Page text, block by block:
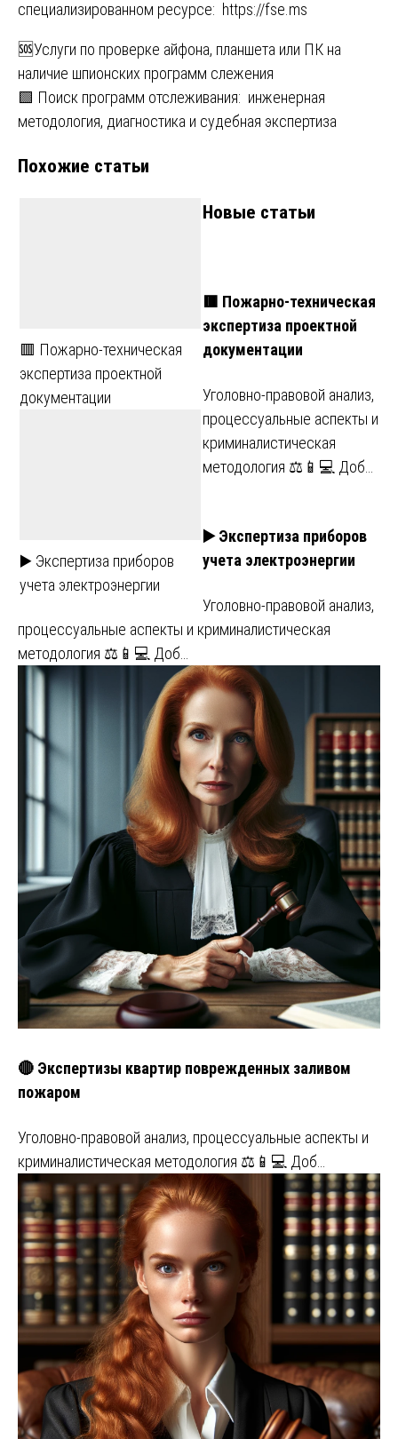
специализированном ресурсе: https://fse.ms
Навигация
по
записям
🆘Услуги по проверке айфона, планшета или ПК на
наличие шпионских программ слежения
🟩 Поиск программ отслеживания: инженерная
методология, диагностика и судебная экспертиза
Похожие статьи
🟥 Пожарно-техническая
экспертиза проектной
документации
▶️ Экспертиза приборов
учета электроэнергии
Новые статьи
🟥 Пожарно-техническая
экспертиза проектной
документации
Уголовно-правовой анализ,
процессуальные аспекты и
криминалистическая
методология ⚖️📱💻 Доб…
▶️ Экспертиза приборов
учета электроэнергии
Уголовно-правовой анализ,
процессуальные аспекты и криминалистическая
методология ⚖️📱💻 Доб…
🔴 Экспертизы квартир поврежденных заливом
пожаром
Уголовно-правовой анализ, процессуальные аспекты и
криминалистическая методология ⚖️📱💻 Доб…